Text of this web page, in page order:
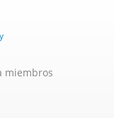
miembros